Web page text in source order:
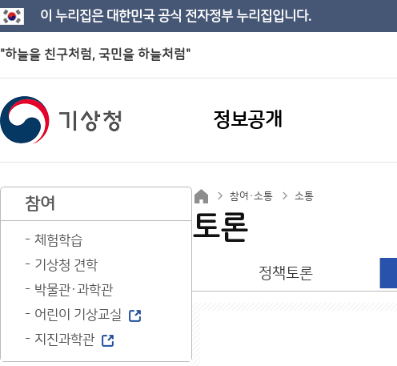
이 누리집은 대한민국 공식 전자정부 누리집입니다.
"하늘을 친구처럼, 국민을 하늘처럼"
정보공개
참여
체험학습
기상청 견학
박물관·과학관
어린이 기상교실
지진과학관
참여·소통 소통
토론
정책토론